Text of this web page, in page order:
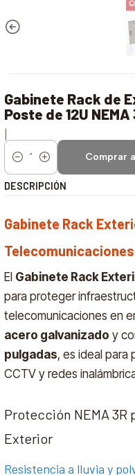
Gabinete Rack de
Poste de 12U NEMA
Cantidad
Comprar
DESCRIPCIÓN
Gabinete Rack
Telecomunicaciones
El Gabinete Rack
para proteger
telecomunicaciones en
acero galvanizado y
pulgadas, es ideal para
CCTV y redes
Protección NEMA
Exterior
Resistencia a lluvia y